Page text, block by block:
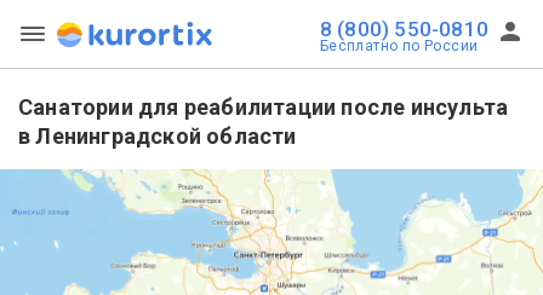
8 (800) 550-0810
Бесплатно по России
Санатории для реабилитации после инсульта
в Ленинградской области